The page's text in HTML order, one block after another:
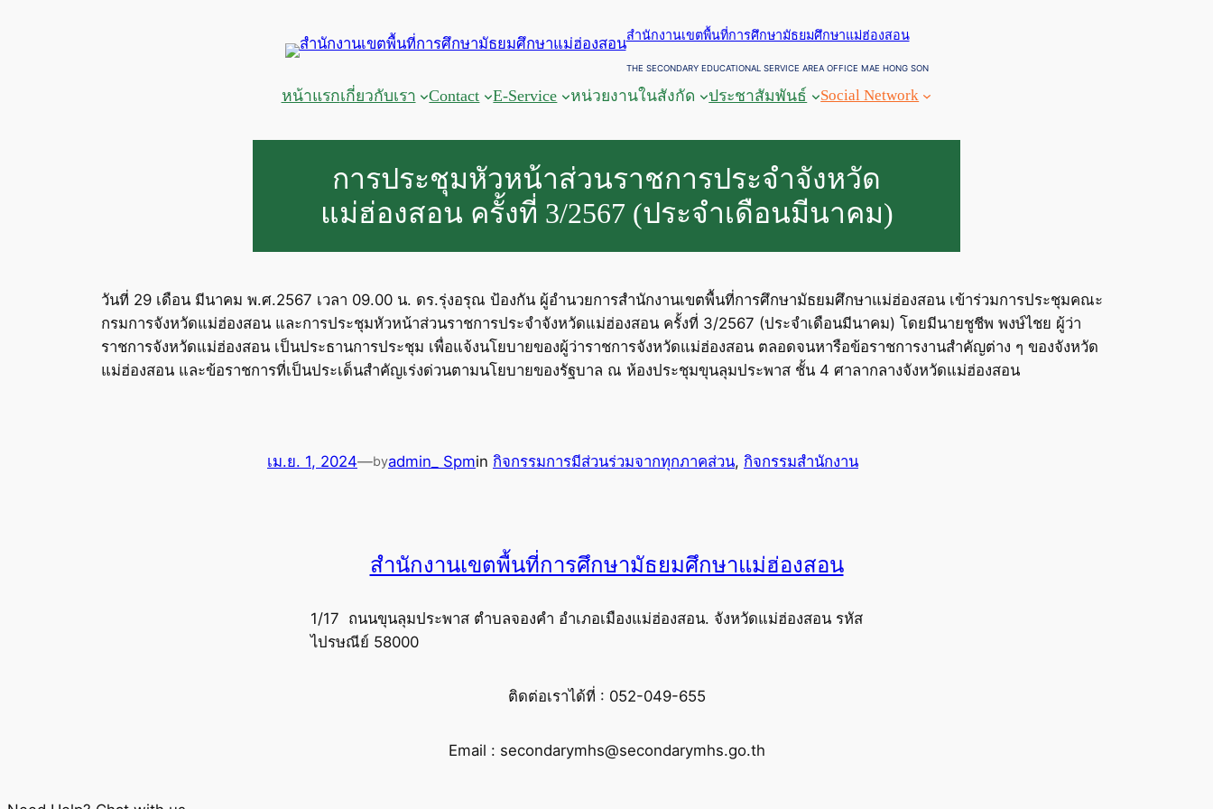
สำนักงานเขตพื้นที่การศึกษามัธยมศึกษาแม่ฮ่องสอน
THE SECONDARY EDUCATIONAL SERVICE AREA OFFICE MAE HONG SON
หน้าแรกเกี่ยวกับเรา Contact E-Service หน่วยงานในสังกัด ประชาสัมพันธ์ Social Network
การประชุมหัวหน้าส่วนราชการประจำจังหวัด
แม่ฮ่องสอน ครั้งที่ 3/2567 (ประจำเดือนมีนาคม)
วันที่ 29 เดือน มีนาคม พ.ศ.2567 เวลา 09.00 น. ดร.รุ่งอรุณ ป้องกัน ผู้อำนวยการสำนักงานเขตพื้นที่การศึกษามัธยมศึกษาแม่ฮ่องสอน เข้าร่วมการประชุมคณะ
กรมการจังหวัดแม่ฮ่องสอน และการประชุมหัวหน้าส่วนราชการประจำจังหวัดแม่ฮ่องสอน ครั้งที่ 3/2567 (ประจำเดือนมีนาคม) โดยมีนายชูชีพ พงษ์ไชย ผู้ว่า
ราชการจังหวัดแม่ฮ่องสอน เป็นประธานการประชุม เพื่อแจ้งนโยบายของผู้ว่าราชการจังหวัดแม่ฮ่องสอน ตลอดจนหารือข้อราชการงานสำคัญต่าง ๆ ของจังหวัด
แม่ฮ่องสอน และข้อราชการที่เป็นประเด็นสำคัญเร่งด่วนตามนโยบายของรัฐบาล ณ ห้องประชุมขุนลุมประพาส ชั้น 4 ศาลากลางจังหวัดแม่ฮ่องสอน
เม.ย. 1, 2024—byadmin_ Spmin กิจกรรมการมีส่วนร่วมจากทุกภาคส่วน, กิจกรรมสำนักงาน
สำนักงานเขตพื้นที่การศึกษามัธยมศึกษาแม่ฮ่องสอน
1/17 ถนนขุนลุมประพาส ตำบลจองคำ อำเภอเมืองแม่ฮ่องสอน. จังหวัดแม่ฮ่องสอน รหัส
ไปรษณีย์ 58000
ติดต่อเราได้ที่ : 052-049-655
Email : secondarymhs@secondarymhs.go.th